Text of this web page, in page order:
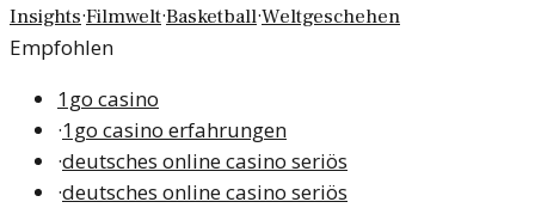
Insights·Filmwelt·Basketball·Weltgeschehen
Empfohlen
1go casino
·1go casino erfahrungen
·deutsches online casino seriös
·deutsches online casino seriös